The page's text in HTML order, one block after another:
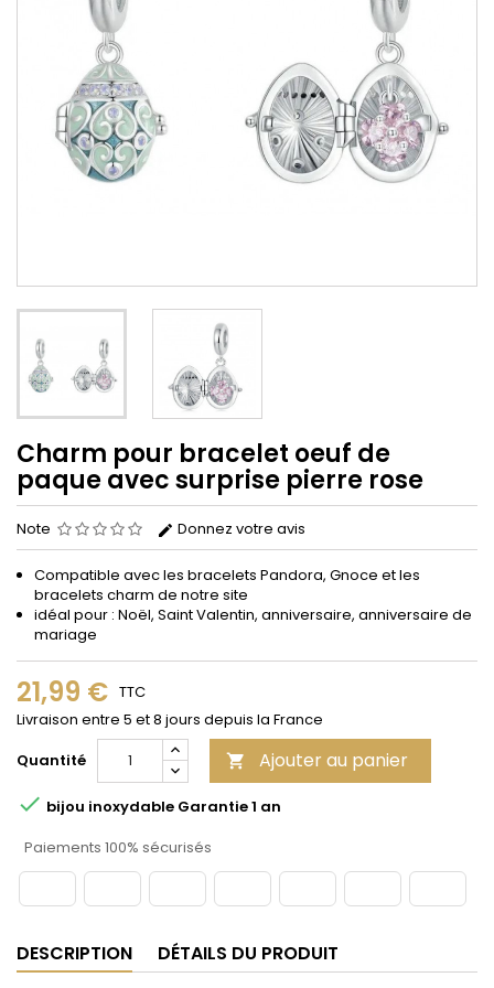
Charm pour bracelet oeuf de
paque avec surprise pierre rose
Note Donnez votre avis
Compatible avec les bracelets Pandora, Gnoce et les
bracelets charm de notre site
idéal pour : Noël, Saint Valentin, anniversaire, anniversaire de
mariage
21,99 € TTC
Livraison entre 5 et 8 jours depuis la France
Quantité
 Ajouter au panier
 bijou inoxydable Garantie 1 an
Paiements 100% sécurisés
DESCRIPTION DÉTAILS DU PRODUIT